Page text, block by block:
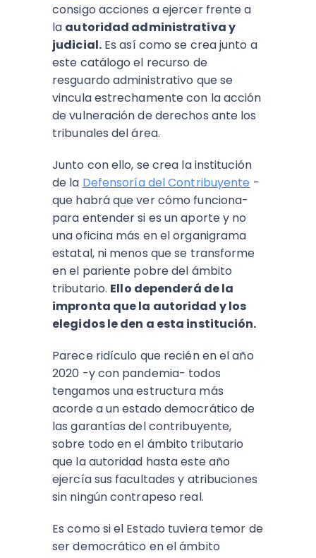
consigo acciones a ejercer frente a
la autoridad administrativa y
judicial.Es así como se crea junto a
este catálogo el recurso de
resguardo administrativo que se
vincula estrechamente con la acción
de vulneración de derechos ante los
tribunales del área.
Junto con ello, se crea la institución
de la Defensoría del Contribuyente -
que habrá que ver cómo funciona-
para entender si es un aporte y no
una oficina más en el organigrama
estatal, ni menos que se transforme
en el pariente pobre del ámbito
tributario. Ello dependerá de la
impronta que la autoridad y los
elegidos le den a esta institución.
Parece ridículo que recién en el año
2020 -y con pandemia- todos
tengamos una estructura más
acorde a un estado democrático de
las garantías del contribuyente,
sobre todo en el ámbito tributario
que la autoridad hasta este año
ejercía sus facultades y atribuciones
sin ningún contrapeso real.
Es como si el Estado tuviera temor de
ser democrático en el ámbito